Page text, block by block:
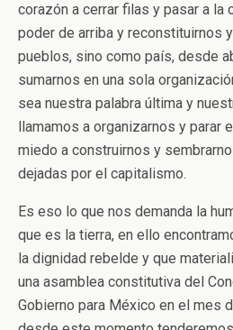
corazón a cerrar filas y pasar a la
poder de arriba y reconstituirnos
pueblos, sino como país, desde
sumarnos en una sola
sea nuestra palabra última y
llamamos a organizarnos y parar
miedo a construirnos y
dejadas por el capitalismo.
Es eso lo que nos demanda la
que es la tierra, en ello
la dignidad rebelde y que
una asamblea constitutiva del
Gobierno para México en el mes